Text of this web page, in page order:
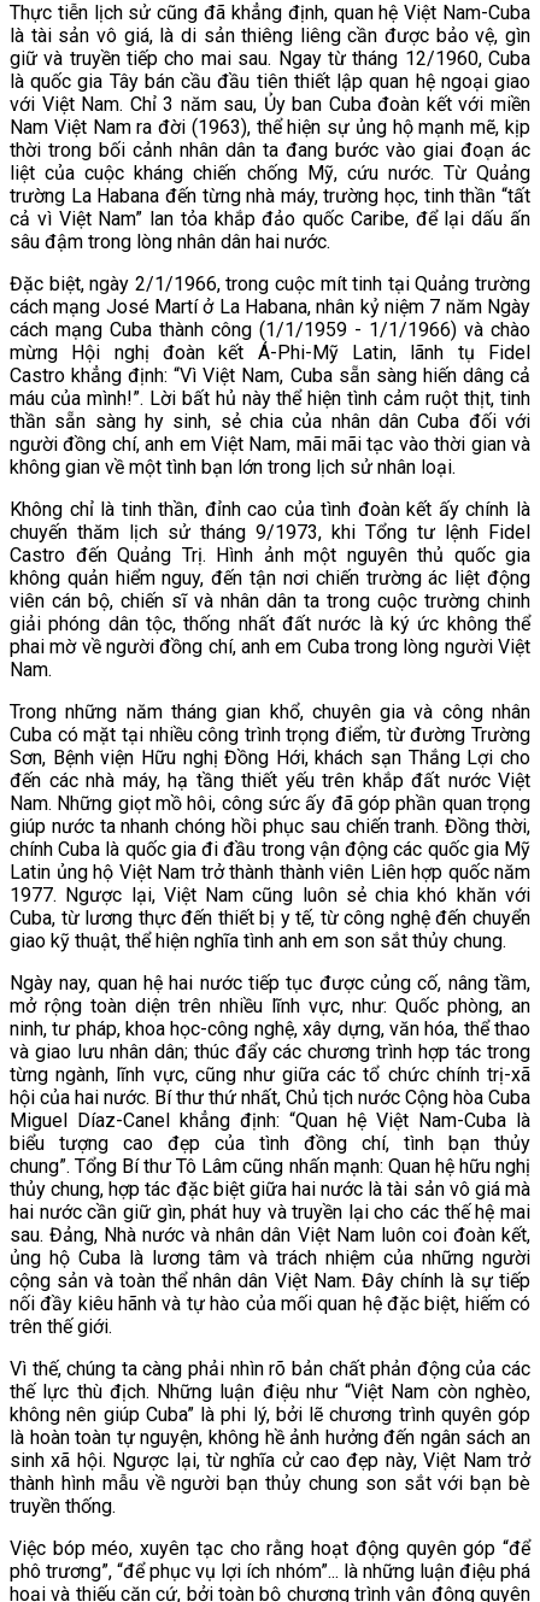
Thực tiễn lịch sử cũng đã khẳng định, quan hệ Việt Nam-Cuba
là tài sản vô giá, là di sản thiêng liêng cần được bảo vệ, gìn
giữ và truyền tiếp cho mai sau. Ngay từ tháng 12/1960, Cuba
là quốc gia Tây bán cầu đầu tiên thiết lập quan hệ ngoại giao
với Việt Nam. Chỉ 3 năm sau, Ủy ban Cuba đoàn kết với miền
Nam Việt Nam ra đời (1963), thể hiện sự ủng hộ mạnh mẽ, kịp
thời trong bối cảnh nhân dân ta đang bước vào giai đoạn ác
liệt của cuộc kháng chiến chống Mỹ, cứu nước. Từ Quảng
trường La Habana đến từng nhà máy, trường học, tinh thần “tất
cả vì Việt Nam” lan tỏa khắp đảo quốc Caribe, để lại dấu ấn
sâu đậm trong lòng nhân dân hai nước.
Đặc biệt, ngày 2/1/1966, trong cuộc mít tinh tại Quảng trường
cách mạng José Martí ở La Habana, nhân kỷ niệm 7 năm Ngày
cách mạng Cuba thành công (1/1/1959 - 1/1/1966) và chào
mừng Hội nghị đoàn kết Á-Phi-Mỹ Latin, lãnh tụ Fidel
Castro khẳng định: “Vì Việt Nam, Cuba sẵn sàng hiến dâng cả
máu của mình!”. Lời bất hủ này thể hiện tình cảm ruột thịt, tinh
thần sẵn sàng hy sinh, sẻ chia của nhân dân Cuba đối với
người đồng chí, anh em Việt Nam, mãi mãi tạc vào thời gian và
không gian về một tình bạn lớn trong lịch sử nhân loại.
Không chỉ là tinh thần, đỉnh cao của tình đoàn kết ấy chính là
chuyến thăm lịch sử tháng 9/1973, khi Tổng tư lệnh Fidel
Castro đến Quảng Trị. Hình ảnh một nguyên thủ quốc gia
không quản hiểm nguy, đến tận nơi chiến trường ác liệt động
viên cán bộ, chiến sĩ và nhân dân ta trong cuộc trường chinh
giải phóng dân tộc, thống nhất đất nước là ký ức không thể
phai mờ về người đồng chí, anh em Cuba trong lòng người Việt
Nam.
Trong những năm tháng gian khổ, chuyên gia và công nhân
Cuba có mặt tại nhiều công trình trọng điểm, từ đường Trường
Sơn, Bệnh viện Hữu nghị Đồng Hới, khách sạn Thắng Lợi cho
đến các nhà máy, hạ tầng thiết yếu trên khắp đất nước Việt
Nam. Những giọt mồ hôi, công sức ấy đã góp phần quan trọng
giúp nước ta nhanh chóng hồi phục sau chiến tranh. Đồng thời,
chính Cuba là quốc gia đi đầu trong vận động các quốc gia Mỹ
Latin ủng hộ Việt Nam trở thành thành viên Liên hợp quốc năm
1977. Ngược lại, Việt Nam cũng luôn sẻ chia khó khăn với
Cuba, từ lương thực đến thiết bị y tế, từ công nghệ đến chuyển
giao kỹ thuật, thể hiện nghĩa tình anh em son sắt thủy chung.
Ngày nay, quan hệ hai nước tiếp tục được củng cố, nâng tầm,
mở rộng toàn diện trên nhiều lĩnh vực, như: Quốc phòng, an
ninh, tư pháp, khoa học-công nghệ, xây dựng, văn hóa, thể thao
và giao lưu nhân dân; thúc đẩy các chương trình hợp tác trong
từng ngành, lĩnh vực, cũng như giữa các tổ chức chính trị-xã
hội của hai nước. Bí thư thứ nhất, Chủ tịch nước Cộng hòa Cuba
Miguel Díaz-Canel khẳng định: “Quan hệ Việt Nam-Cuba là
biểu tượng cao đẹp của tình đồng chí, tình bạn thủy
chung”. Tổng Bí thư Tô Lâm cũng nhấn mạnh: Quan hệ hữu nghị
thủy chung, hợp tác đặc biệt giữa hai nước là tài sản vô giá mà
hai nước cần giữ gìn, phát huy và truyền lại cho các thế hệ mai
sau. Đảng, Nhà nước và nhân dân Việt Nam luôn coi đoàn kết,
ủng hộ Cuba là lương tâm và trách nhiệm của những người
cộng sản và toàn thể nhân dân Việt Nam. Đây chính là sự tiếp
nối đầy kiêu hãnh và tự hào của mối quan hệ đặc biệt, hiếm có
trên thế giới.
Vì thế, chúng ta càng phải nhìn rõ bản chất phản động của các
thế lực thù địch. Những luận điệu như “Việt Nam còn nghèo,
không nên giúp Cuba” là phi lý, bởi lẽ chương trình quyên góp
là hoàn toàn tự nguyện, không hề ảnh hưởng đến ngân sách an
sinh xã hội. Ngược lại, từ nghĩa cử cao đẹp này, Việt Nam trở
thành hình mẫu về người bạn thủy chung son sắt với bạn bè
truyền thống.
Việc bóp méo, xuyên tạc cho rằng hoạt động quyên góp “để
phô trương”, “để phục vụ lợi ích nhóm”... là những luận điệu phá
hoại và thiếu căn cứ, bởi toàn bộ chương trình vận động quyên